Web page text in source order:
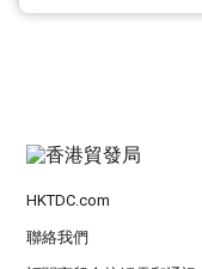
HKTDC.com
聯絡我們